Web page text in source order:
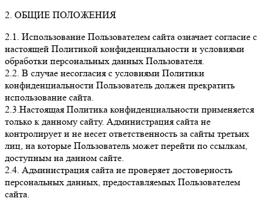
2. ОБЩИЕ ПОЛОЖЕНИЯ
2.1. Использование Пользователем сайта означает согласие с
настоящей Политикой конфиденциальности и условиями
обработки персональных данных Пользователя.
2.2. В случае несогласия с условиями Политики
конфиденциальности Пользователь должен прекратить
использование сайта.
2.3.Настоящая Политика конфиденциальности применяется
только к данному сайту. Администрация сайта не
контролирует и не несет ответственность за сайты третьих
лиц, на которые Пользователь может перейти по ссылкам,
доступным на данном сайте.
2.4. Администрация сайта не проверяет достоверность
персональных данных, предоставляемых Пользователем
сайта.